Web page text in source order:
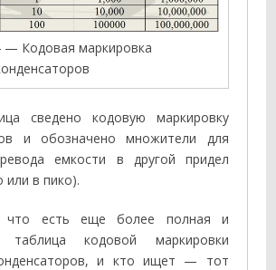
— Кодовая маркировка
сведено кодовую маркировку
и обозначено множители для
емкости в другой придел
или в пико).
что есть еще более полная и
таблица кодовой маркировки
и кто ищет — тот